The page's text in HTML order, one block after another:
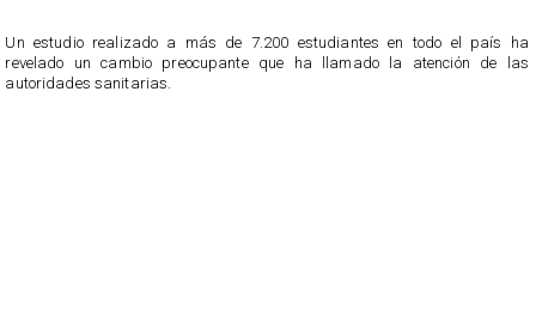
Un estudio realizado a más de 7.200 estudiantes en todo el país ha
revelado un cambio preocupante que ha llamado la atención de las
autoridades sanitarias.